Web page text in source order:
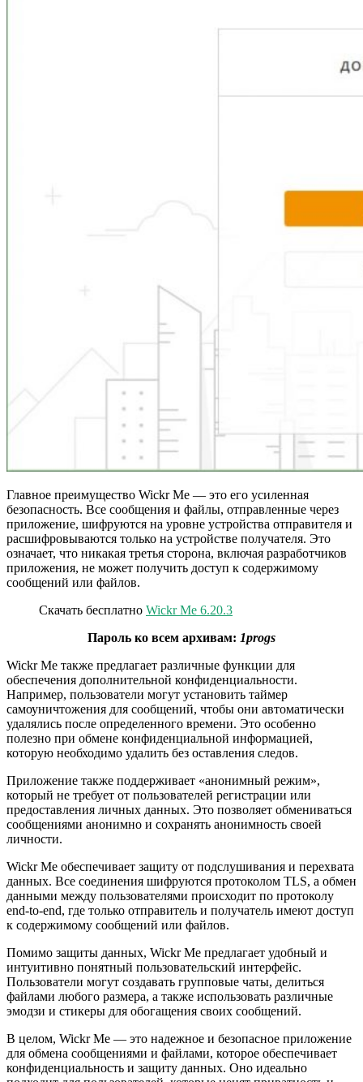
Главное преимущество Wickr Me — это его усиленная
безопасность. Все сообщения и файлы, отправленные через
приложение, шифруются на уровне устройства отправителя и
расшифровываются только на устройстве получателя. Это
означает, что никакая третья сторона, включая разработчиков
приложения, не может получить доступ к содержимому
сообщений или файлов.
Скачать бесплатно Wickr Me 6.20.3
Пароль ко всем архивам: 1progs
Wickr Me также предлагает различные функции для
обеспечения дополнительной конфиденциальности.
Например, пользователи могут установить таймер
самоуничтожения для сообщений, чтобы они автоматически
удалялись после определенного времени. Это особенно
полезно при обмене конфиденциальной информацией,
которую необходимо удалить без оставления следов.
Приложение также поддерживает «анонимный режим»,
который не требует от пользователей регистрации или
предоставления личных данных. Это позволяет обмениваться
сообщениями анонимно и сохранять анонимность своей
личности.
Wickr Me обеспечивает защиту от подслушивания и перехвата
данных. Все соединения шифруются протоколом TLS, а обмен
данными между пользователями происходит по протоколу
end-to-end, где только отправитель и получатель имеют доступ
к содержимому сообщений или файлов.
Помимо защиты данных, Wickr Me предлагает удобный и
интуитивно понятный пользовательский интерфейс.
Пользователи могут создавать групповые чаты, делиться
файлами любого размера, а также использовать различные
эмодзи и стикеры для обогащения своих сообщений.
В целом, Wickr Me — это надежное и безопасное приложение
для обмена сообщениями и файлами, которое обеспечивает
конфиденциальность и защиту данных. Оно идеально